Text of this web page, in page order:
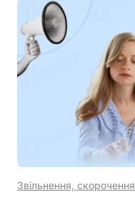
Звільнення, скорочення